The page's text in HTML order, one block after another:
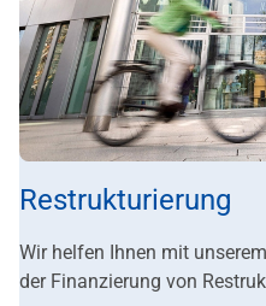
Restrukturierung
Wir helfen Ihnen mit
der Finanzierung von